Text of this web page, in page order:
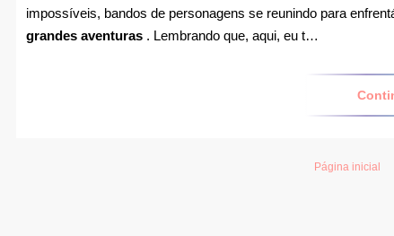
impossíveis, bandos de personagens se reunindo para
grandes aventuras . Lembrando que, aqui, eu t…
Página inicial